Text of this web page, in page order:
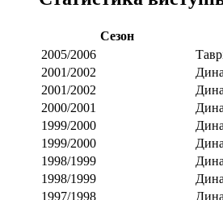
Сезон
2005/2006
2001/2002
2001/2002
2000/2001
1999/2000
1999/2000
1998/1999
1998/1999
1997/1998